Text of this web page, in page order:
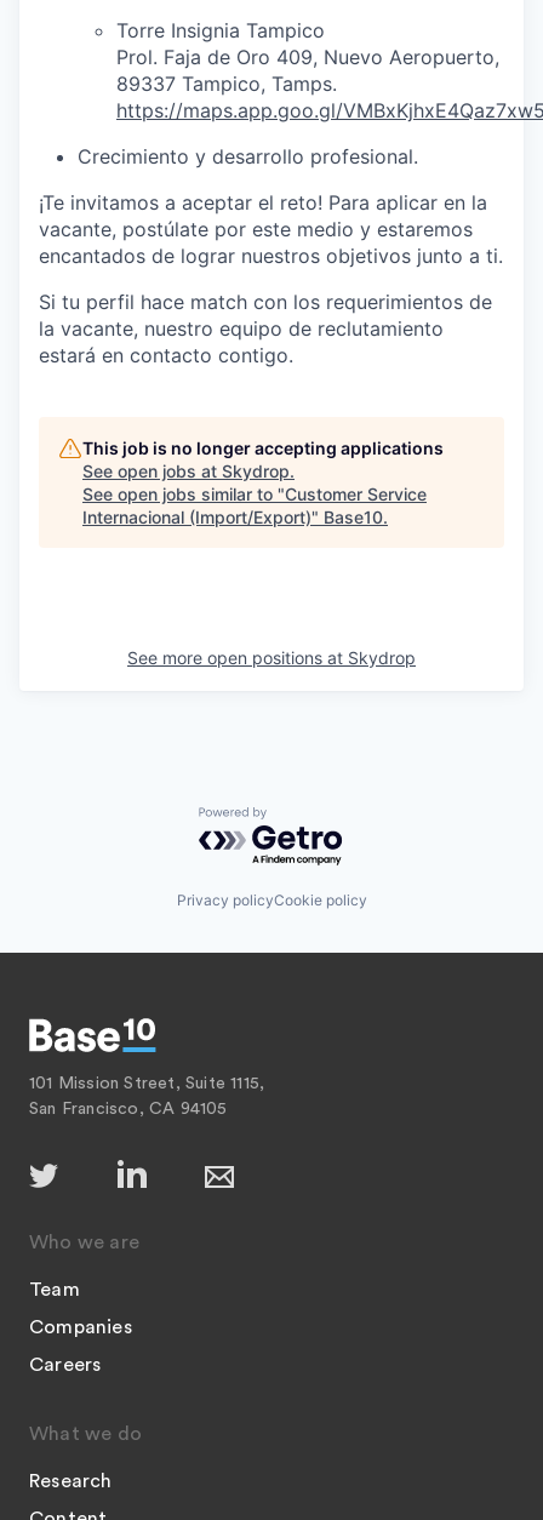
Torre Insignia Tampico
Prol. Faja de Oro 409, Nuevo Aeropuerto,
89337 Tampico, Tamps.
https://maps.app.goo.gl/
Crecimiento y desarrollo profesional.
¡Te invitamos a aceptar el reto! Para aplicar en la
vacante, postúlate por este medio y estaremos
encantados de lograr nuestros objetivos junto a ti.
Si tu perfil hace match con los requerimientos de
la vacante, nuestro equipo de reclutamiento
estará en contacto contigo.
This job is no longer accepting applications
See open jobs at Skydrop.
See open jobs similar to "Customer Service
Internacional (Import/Export)" Base10.
See more open positions at Skydrop
Powered by Getro.com
Privacy policyCookie policy
101 Mission Street, Suite 1115,
San Francisco, CA 94105
Who we are
Team
Companies
Careers
What we do
Research